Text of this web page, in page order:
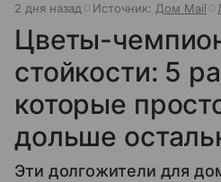
2 дня назад Источник: Дом Mail
Цветы-
стойкости: 5
которые
дольше
Эти долгожители для